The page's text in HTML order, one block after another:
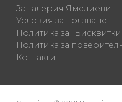
За галерия Ямелиеви
Условия за ползване
Политика за
Политика за
Контакти